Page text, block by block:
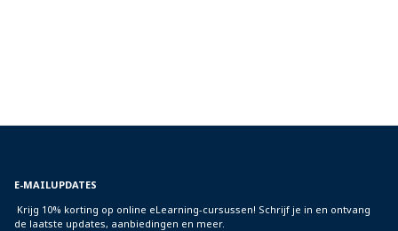
E-MAILUPDATES
Krijg 10% korting op online eLearning-cursussen! Schrijf je in en ontvang
de laatste updates, aanbiedingen en meer.